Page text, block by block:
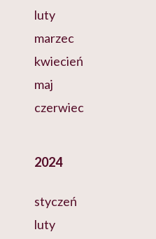
luty
marzec
kwiecień
maj
czerwiec
2024
styczeń
luty